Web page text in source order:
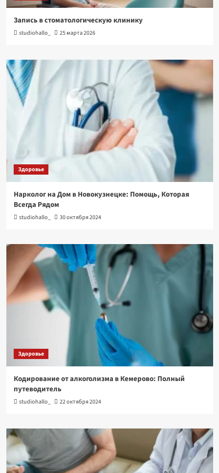
Запись в стоматологическую клинику
studiohallo_ 25 марта 2026
Здоровье
Нарколог на Дом в Новокузнецке: Помощь, Которая
Всегда Рядом
studiohallo_ 30 октября 2024
Здоровье
Кодирование от алкоголизма в Кемерово: Полный
путеводитель
studiohallo_ 22 октября 2024